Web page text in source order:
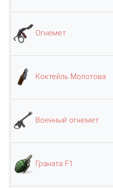
Огнемет
Коктейль Молотова
Военный огнемет
Граната F1